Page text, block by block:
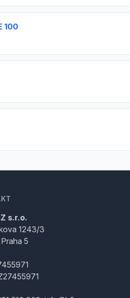
100
s.r.o.
1243/3
5